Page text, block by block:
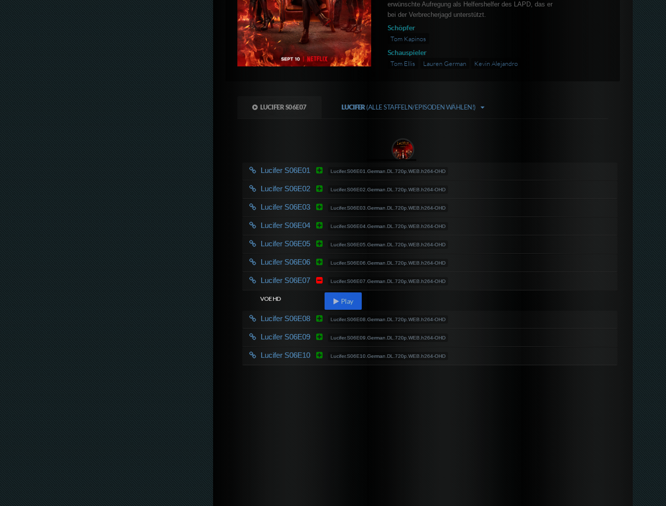
erwünschte Aufregung als Helfershelfer des LAPD, das er
bei der Verbrecherjagd unterstützt.
Schöpfer
Tom Kapinos
Schauspieler
Tom Ellis Lauren German Kevin Alejandro
LUCIFER S06E07 LUCIFER(ALLE STAFFELN/EPISODEN WÄHLEN!)
Lucifer S06E01 Lucifer.S06E01.German.DL.720p.WEB.h264-OHD
Lucifer S06E02 Lucifer.S06E02.German.DL.720p.WEB.h264-OHD
Lucifer S06E03 Lucifer.S06E03.German.DL.720p.WEB.h264-OHD
Lucifer S06E04 Lucifer.S06E04.German.DL.720p.WEB.h264-OHD
Lucifer S06E05 Lucifer.S06E05.German.DL.720p.WEB.h264-OHD
Lucifer S06E06 Lucifer.S06E06.German.DL.720p.WEB.h264-OHD
Lucifer S06E07 Lucifer.S06E07.German.DL.720p.WEB.h264-OHD
VOE HD Play
Lucifer S06E08 Lucifer.S06E08.German.DL.720p.WEB.h264-OHD
Lucifer S06E09 Lucifer.S06E09.German.DL.720p.WEB.h264-OHD
Lucifer S06E10 Lucifer.S06E10.German.DL.720p.WEB.h264-OHD